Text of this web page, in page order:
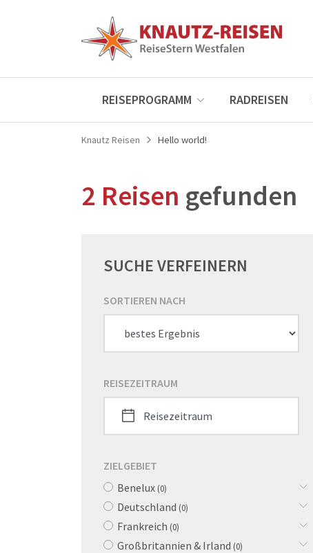
REISEPROGRAMM RADREISEN
Knautz Reisen Hello world!
2 Reisen gefunden
SUCHE VERFEINERN
SORTIEREN NACH
REISEZEITRAUM
ZIELGEBIET
Benelux (0)
Deutschland (0)
Frankreich (0)
Großbritannien & Irland (0)